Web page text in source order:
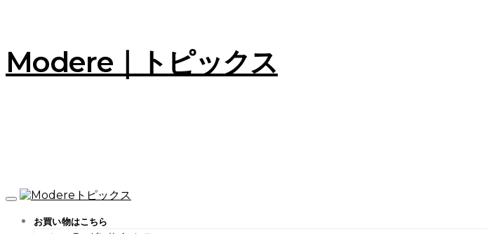
Modere｜トピックス
お買い物はこちら